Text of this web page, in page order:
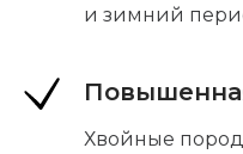
и зимний
Хвойные